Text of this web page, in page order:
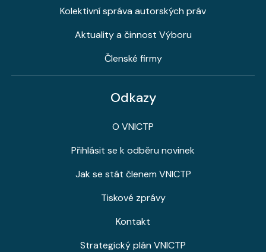
Kolektivní správa autorských práv
Aktuality a činnost Výboru
Členské firmy
Odkazy
O VNICTP
Přihlásit se k odběru novinek
Jak se stát členem VNICTP
Tiskové zprávy
Kontakt
Strategický plán VNICTP